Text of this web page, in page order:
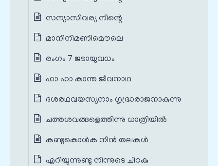
സന്യാസിവര്യ നിന്റെ
മാനിനിമണിമൌലെ
രംഗം 7 ജടായുവധം
ഹാ ഹാ കാന്ത ജീവനാഥ
ദശരഥവയസ്യനാം ഗൃദ്ധ്രരാജനാകുന്നു
ചത്തശവങ്ങളെത്തിന്നു ധാത്രിയില്‍
കണ്ടുകൊൾക നിൻ തലകൾ
എറിയുന്നുണ്ടു നിന്നുടെ ചിറകു